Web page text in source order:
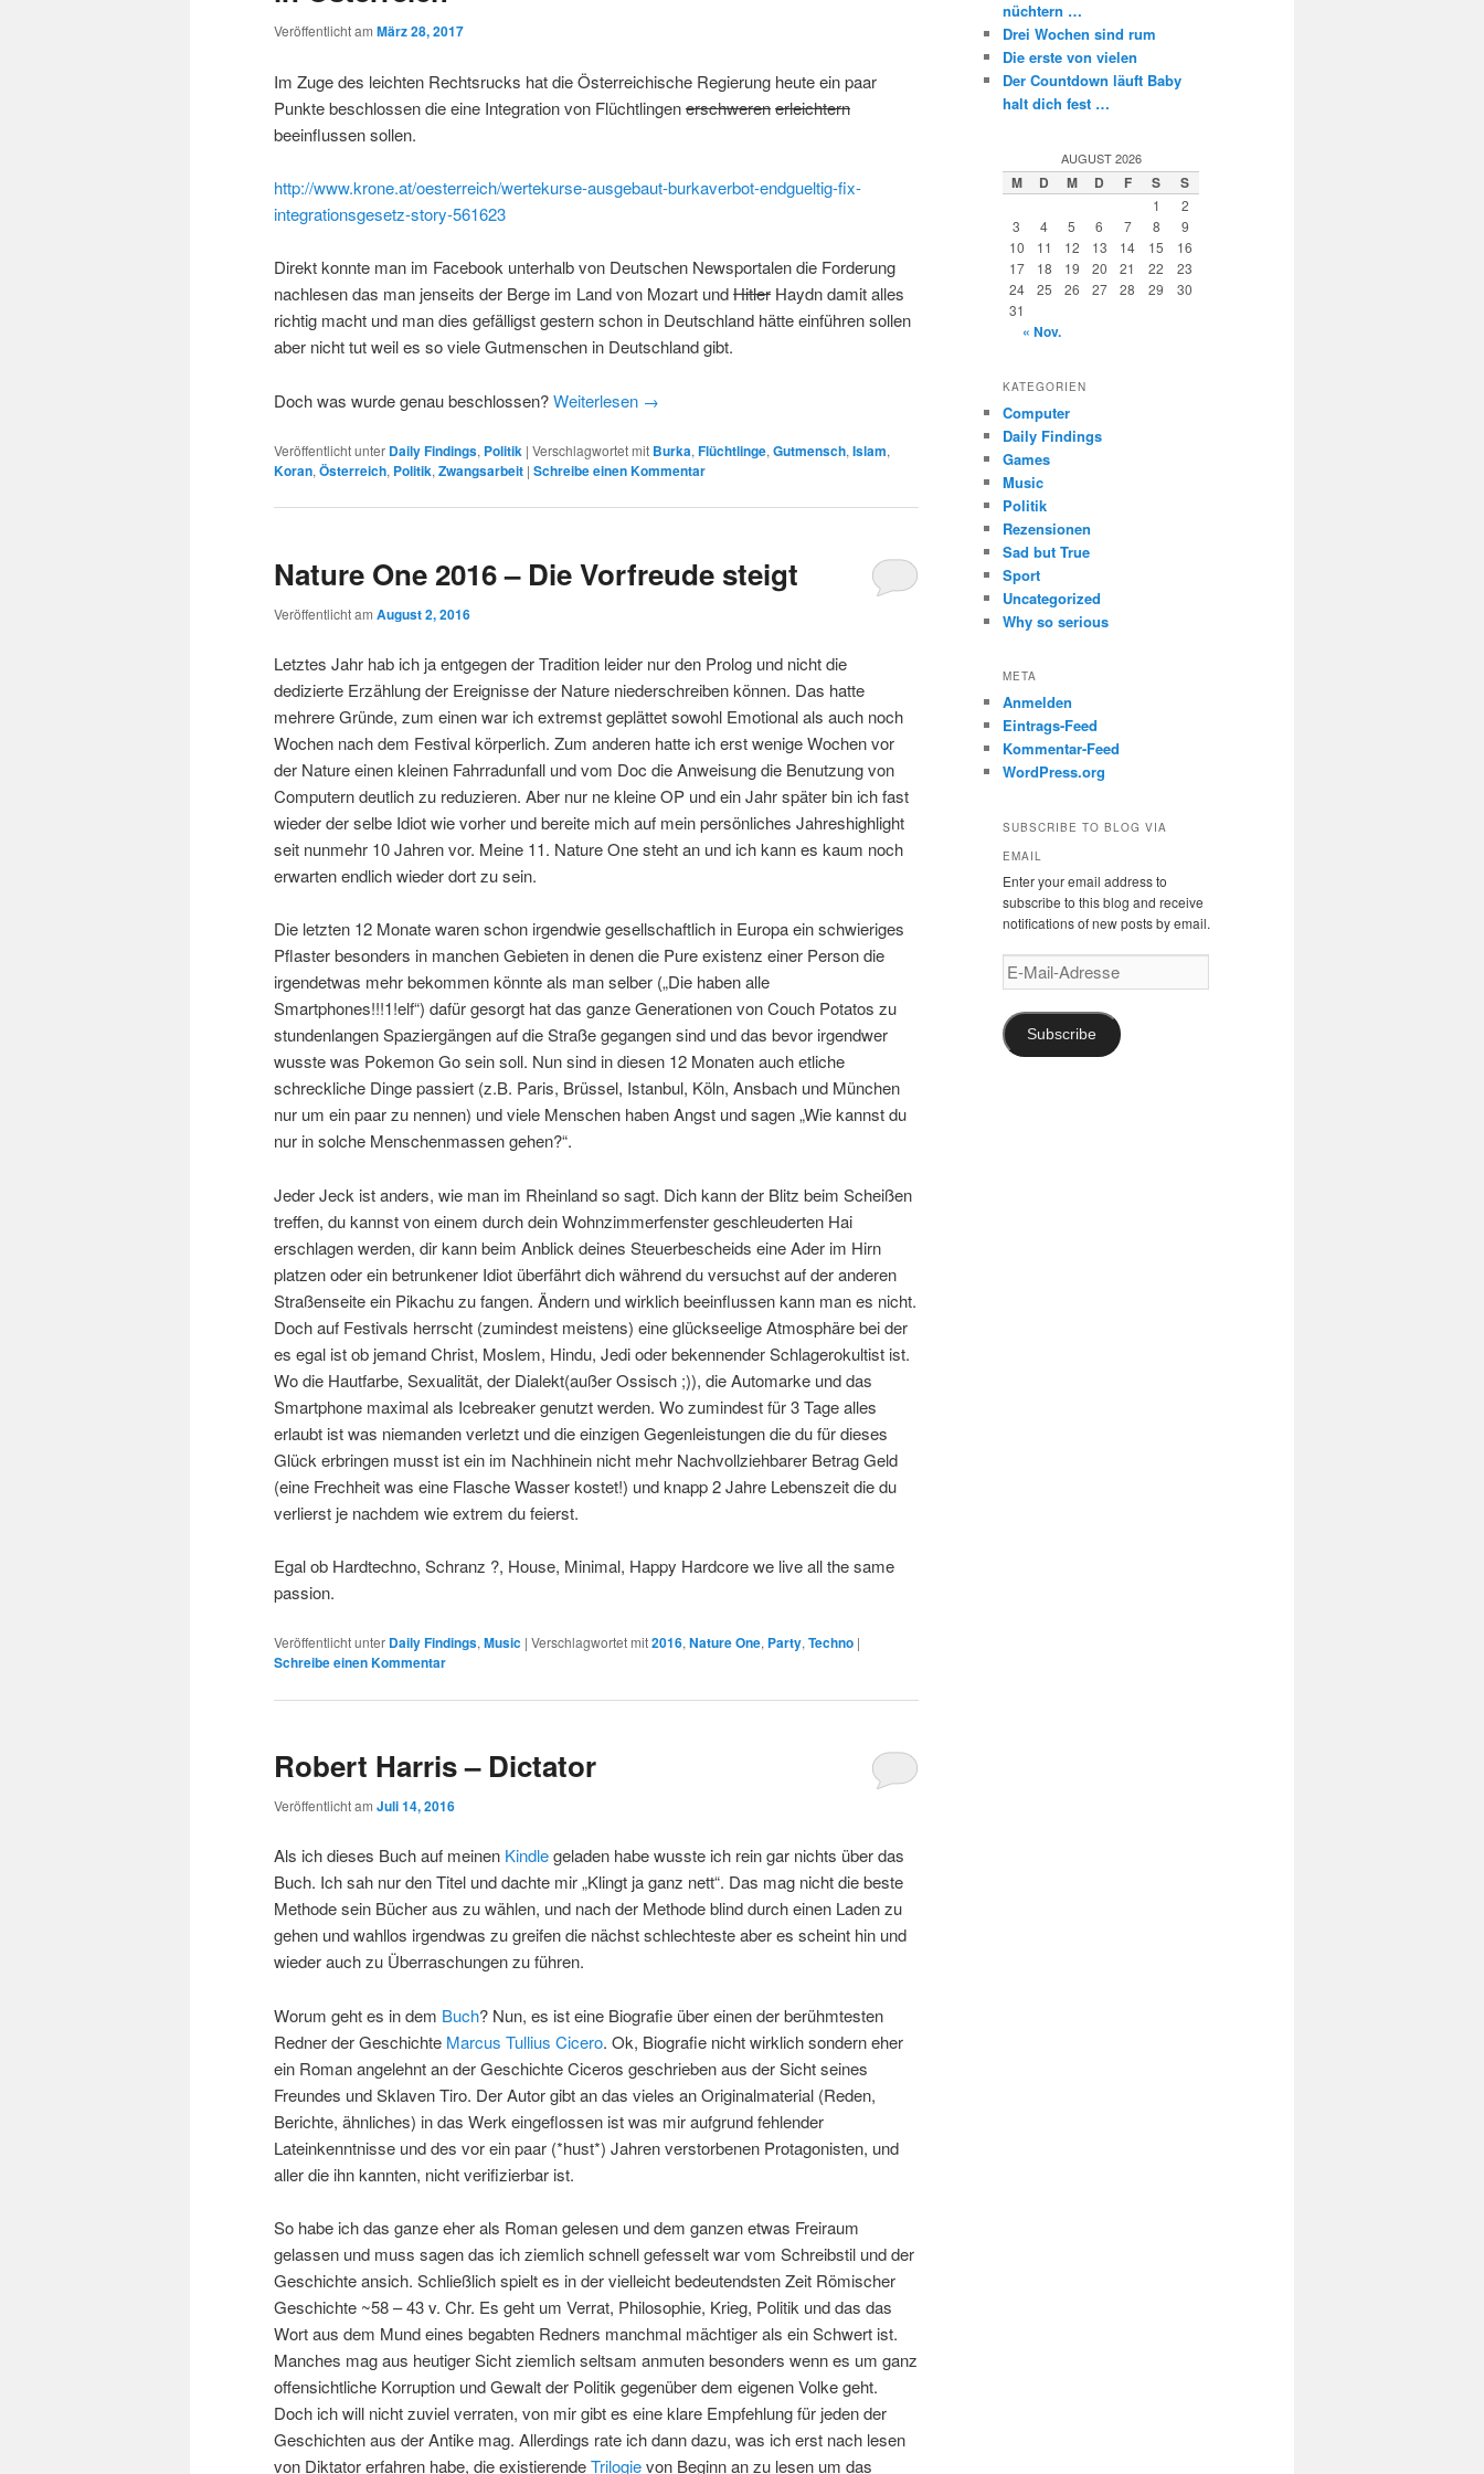
Veröffentlicht am März 28, 2017
Im Zuge des leichten Rechtsrucks hat die Österreichische Regierung heute ein paar
Punkte beschlossen die eine Integration von Flüchtlingenerschwerenerleichtern
beeinflussen sollen.
http://www.krone.at/oesterreich/wertekurse-ausgebaut-burkaverbot-endgueltig-fix-
integrationsgesetz-story-561623
Direkt konnte man im Facebook unterhalb von Deutschen Newsportalen die Forderung
nachlesen das man jenseits der Berge im Land von Mozart undHitler Haydn damit alles
richtig macht und man dies gefälligst gestern schon in Deutschland hätte einführen sollen
aber nicht tut weil es so viele Gutmenschen in Deutschland gibt.
Doch was wurde genau beschlossen?Weiterlesen →
Veröffentlicht unter Daily Findings, Politik | Verschlagwortet mit Burka, Flüchtlinge, Gutmensch, Islam,
Koran, Österreich, Politik, Zwangsarbeit | Schreibe einen Kommentar
Nature One 2016 – Die Vorfreude steigt
Veröffentlicht am August 2, 2016
Letztes Jahr hab ich ja entgegen der Tradition leider nur den Prolog und nicht die
dedizierte Erzählung der Ereignisse der Nature niederschreiben können. Das hatte
mehrere Gründe, zum einen war ich extremst geplättet sowohl Emotional als auch noch
Wochen nach dem Festival körperlich. Zum anderen hatte ich erst wenige Wochen vor
der Nature einen kleinen Fahrradunfall und vom Doc die Anweisung die Benutzung von
Computern deutlich zu reduzieren. Aber nur ne kleine OP und ein Jahr später bin ich fast
wieder der selbe Idiot wie vorher und bereite mich auf mein persönliches Jahreshighlight
seit nunmehr 10 Jahren vor. Meine 11. Nature One steht an und ich kann es kaum noch
erwarten endlich wieder dort zu sein.
Die letzten 12 Monate waren schon irgendwie gesellschaftlich in Europa ein schwieriges
Pflaster besonders in manchen Gebieten in denen die Pure existenz einer Person die
irgendetwas mehr bekommen könnte als man selber („Die haben alle
Smartphones!!!1!elf“) dafür gesorgt hat das ganze Generationen von Couch Potatos zu
stundenlangen Spaziergängen auf die Straße gegangen sind und das bevor irgendwer
wusste was Pokemon Go sein soll. Nun sind in diesen 12 Monaten auch etliche
schreckliche Dinge passiert (z.B. Paris, Brüssel, Istanbul, Köln, Ansbach und München
nur um ein paar zu nennen) und viele Menschen haben Angst und sagen „Wie kannst du
nur in solche Menschenmassen gehen?“.
Jeder Jeck ist anders, wie man im Rheinland so sagt. Dich kann der Blitz beim Scheißen
treffen, du kannst von einem durch dein Wohnzimmerfenster geschleuderten Hai
erschlagen werden, dir kann beim Anblick deines Steuerbescheids eine Ader im Hirn
platzen oder ein betrunkener Idiot überfährt dich während du versuchst auf der anderen
Straßenseite ein Pikachu zu fangen. Ändern und wirklich beeinflussen kann man es nicht.
Doch auf Festivals herrscht (zumindest meistens) eine glückseelige Atmosphäre bei der
es egal ist ob jemand Christ, Moslem, Hindu, Jedi oder bekennender Schlagerokultist ist.
Wo die Hautfarbe, Sexualität, der Dialekt(außer Ossisch ;)), die Automarke und das
Smartphone maximal als Icebreaker genutzt werden. Wo zumindest für 3 Tage alles
erlaubt ist was niemanden verletzt und die einzigen Gegenleistungen die du für dieses
Glück erbringen musst ist ein im Nachhinein nicht mehr Nachvollziehbarer Betrag Geld
(eine Frechheit was eine Flasche Wasser kostet!) und knapp 2 Jahre Lebenszeit die du
verlierst je nachdem wie extrem du feierst.
Egal ob Hardtechno, Schranz ?, House, Minimal, Happy Hardcore we live all the same
passion.
Veröffentlicht unter Daily Findings,Music | Verschlagwortet mit2016,Nature One, Party,Techno |
Schreibe einen Kommentar
Robert Harris – Dictator
Veröffentlicht am Juli 14, 2016
Als ich dieses Buch auf meinen Kindlegeladen habe wusste ich rein gar nichts über das
Buch. Ich sah nur den Titel und dachte mir „Klingt ja ganz nett“. Das mag nicht die beste
Methode sein Bücher aus zu wählen, und nach der Methode blind durch einen Laden zu
gehen und wahllos irgendwas zu greifen die nächst schlechteste aber es scheint hin und
wieder auch zu Überraschungen zu führen.
Worum geht es in dem Buch? Nun, es ist eine Biografie über einen der berühmtesten
Redner der Geschichte Marcus Tullius Cicero. Ok, Biografie nicht wirklich sondern eher
ein Roman angelehnt an der Geschichte Ciceros geschrieben aus der Sicht seines
Freundes und Sklaven Tiro. Der Autor gibt an das vieles an Originalmaterial (Reden,
Berichte, ähnliches) in das Werk eingeflossen ist was mir aufgrund fehlender
Lateinkenntnisse und des vor ein paar (*hust*) Jahren verstorbenen Protagonisten, und
aller die ihn kannten, nicht verifizierbar ist.
So habe ich das ganze eher als Roman gelesen und dem ganzen etwas Freiraum
gelassen und muss sagen das ich ziemlich schnell gefesselt war vom Schreibstil und der
Geschichte ansich. Schließlich spielt es in der vielleicht bedeutendsten Zeit Römischer
Geschichte ~58 – 43 v. Chr. Es geht um Verrat, Philosophie, Krieg, Politik und das das
Wort aus dem Mund eines begabten Redners manchmal mächtiger als ein Schwert ist.
Manches mag aus heutiger Sicht ziemlich seltsam anmuten besonders wenn es um ganz
offensichtliche Korruption und Gewalt der Politik gegenüber dem eigenen Volke geht.
Doch ich will nicht zuviel verraten, von mir gibt es eine klare Empfehlung für jeden der
Geschichten aus der Antike mag. Allerdings rate ich dann dazu, was ich erst nach lesen
von Diktator erfahren habe, die existierendeTrilogievon Beginn an zu lesen um das
nüchtern …
Drei Wochen sind rum
Die erste von vielen
Der Countdown läuft Baby
halt dich fest …
AUGUST 2026
M D M D F S S
1
2
3
4 5 6 7 8
9
10
11 12 13 14 15
16
17
18 19 20 21 22
23
24
25 26 27 28 29
30
31
« Nov.
KATEGORIEN
Computer
Daily Findings
Games
Music
Politik
Rezensionen
Sad but True
Sport
Uncategorized
Why so serious
META
Anmelden
Eintrags-Feed
Kommentar-Feed
WordPress.org
SUBSCRIBE TO BLOG VIA
EMAIL
Enter your email address to
subscribe to this blog and receive
notifications of new posts by email.
E-
Mail-
Subscribe